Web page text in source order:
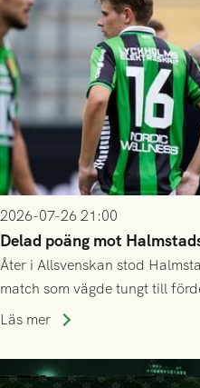
2026-07-26 21:00
Delad poäng mot
Åter i Allsvenskan stod
match som vägde tungt till
delades efter dramatik på
Läs mer